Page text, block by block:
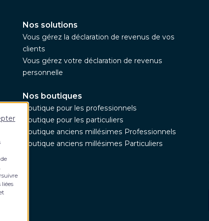
Nos solutions
Vous gérez la déclaration de revenus de vos
clients
Vous gérez votre déclaration de revenus
personnelle
Nos boutiques
Boutique pour les professionnels
Boutique pour les particuliers
Boutique anciens millésimes Professionnels
Boutique anciens millésimes Particuliers